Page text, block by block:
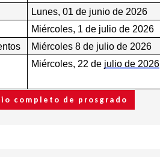
Lunes, 01 de junio de 2026
Miércoles, 1 de julio de 2026
Miércoles 8 de julio de 2026
Miércoles, 22 de julio de 2026
completo de prosgrado